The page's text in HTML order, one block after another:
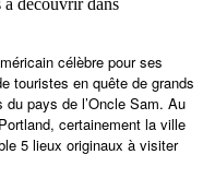
célèbre pour ses
touristes en quête de grands
pays de l’Oncle Sam. Au
certainement la ville
5 lieux originaux à visiter